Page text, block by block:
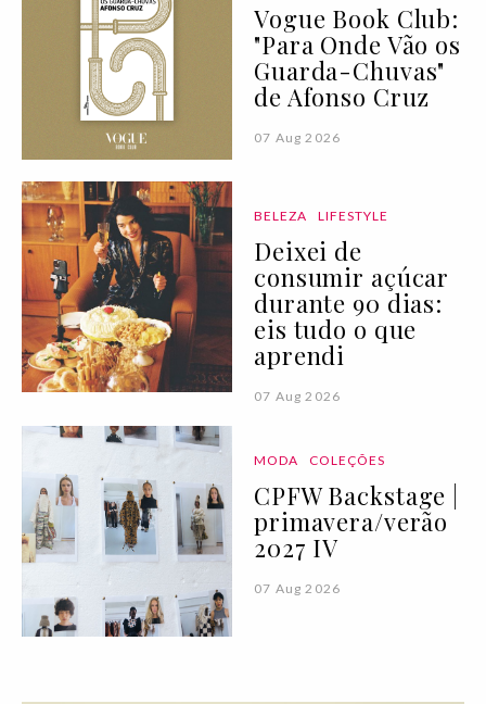
Vogue Book Club:
"Para Onde Vão os
Guarda-Chuvas"
de Afonso Cruz
07 Aug 2026
BELEZA LIFESTYLE
Deixei de
consumir açúcar
durante 90 dias:
eis tudo o que
aprendi
07 Aug 2026
MODA COLEÇÕES
CPFW Backstage |
primavera/verão
2027 IV
07 Aug 2026